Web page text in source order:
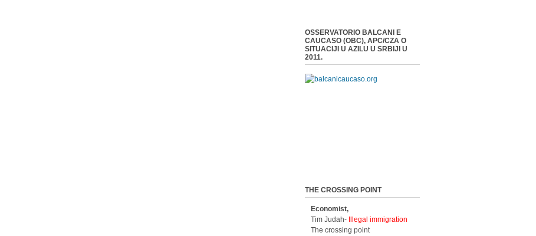
OSSERVATORIO BALCANI E
CAUCASO (OBC), APC/CZA O
SITUACIJI U AZILU U SRBIJI U
2011.
THE CROSSING POINT
Economist,
Tim Judah-
Illegal immigration
The crossing point